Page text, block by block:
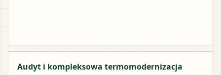
Audyt i kompleksowa termomodernizacja